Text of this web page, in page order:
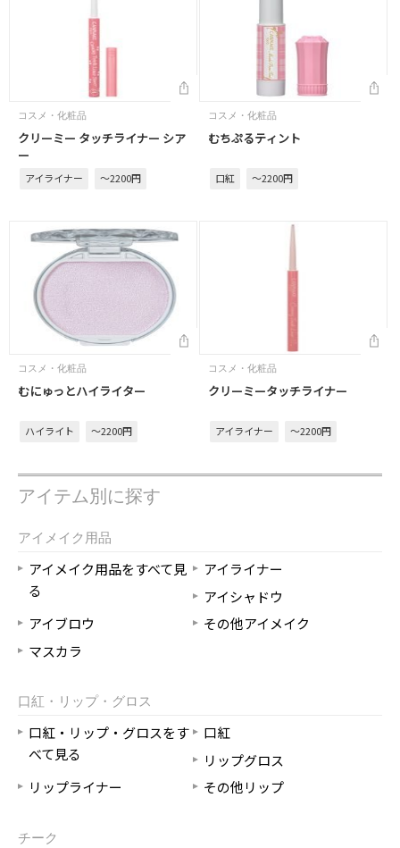
コスメ・化粧品
クリーミー タッチライナー シア
ー
アイライナー ～2200円
コスメ・化粧品
むちぷるティント
口紅 ～2200円
コスメ・化粧品
むにゅっとハイライター
ハイライト ～2200円
コスメ・化粧品
クリーミータッチライナー
アイライナー ～2200円
アイテム別に探す
アイメイク用品
アイメイク用品をすべて見
る
アイライナー
アイシャドウ
アイブロウ
その他アイメイク
マスカラ
口紅・リップ・グロス
口紅・リップ・グロスをす
べて見る
口紅
リップグロス
リップライナー
その他リップ
チーク